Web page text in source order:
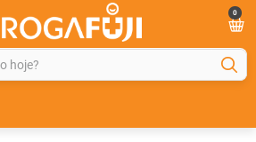
0
hoje?